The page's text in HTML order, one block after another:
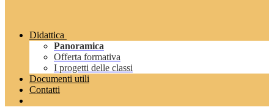
Didattica
Panoramica
Offerta formativa
I progetti delle classi
Documenti utili
Contatti